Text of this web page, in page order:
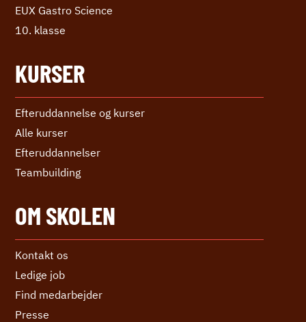
EUX Gastro Science
10. klasse
KURSER
Efteruddannelse og kurser
Alle kurser
Efter­uddannelser
Teambuilding
OM SKOLEN
Kontakt os
Ledige job
Find medarbejder
Presse